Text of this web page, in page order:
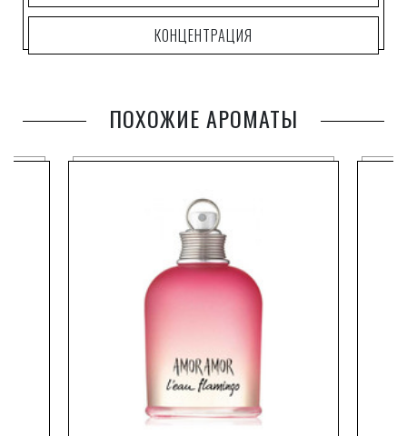
КОНЦЕНТРАЦИЯ
ПОХОЖИЕ АРОМАТЫ